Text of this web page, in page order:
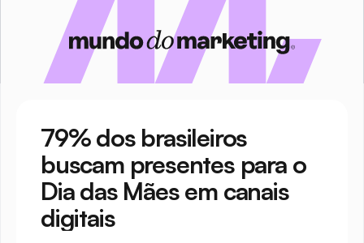
79% dos brasileiros
buscam presentes para o
Dia das Mães em canais
digitais